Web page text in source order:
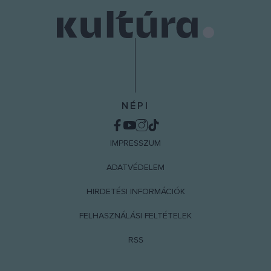
NÉPI
IMPRESSZUM
ADATVÉDELEM
HIRDETÉSI INFORMÁCIÓK
FELHASZNÁLÁSI FELTÉTELEK
RSS